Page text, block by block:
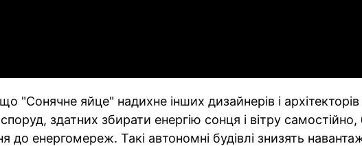
"Сонячне яйце" надихне інших дизайнерів і архітекторів
здатних збирати енергію сонця і вітру самостійно,
до енергомереж. Такі автономні будівлі знизять